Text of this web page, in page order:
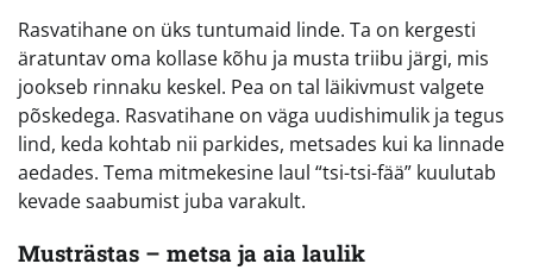
Rasvatihane on üks tuntumaid linde. Ta on kergesti
äratuntav oma kollase kõhu ja musta triibu järgi, mis
jookseb rinnaku keskel. Pea on tal läikivmust valgete
põskedega. Rasvatihane on väga uudishimulik ja tegus
lind, keda kohtab nii parkides, metsades kui ka linnade
aedades. Tema mitmekesine laul “tsi-tsi-fää” kuulutab
kevade saabumist juba varakult.
Musträstas – metsa ja aia laulik